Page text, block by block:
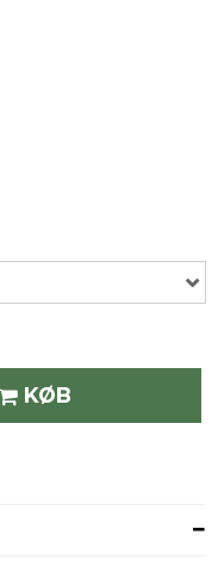
KØB